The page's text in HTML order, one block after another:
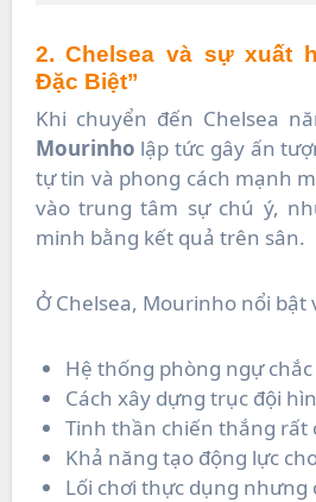
2. Chelsea và sự xuất
Đặc Biệt”
Khi chuyển đến Chelsea
Mourinho lập tức gây ấn
tự tin và phong cách mạnh
vào trung tâm sự chú ý,
minh bằng kết quả trên sân.
Ở Chelsea, Mourinho nổi bật
Hệ thống phòng ngự
Cách xây dựng trục đội
Tinh thần chiến thắng rất
Khả năng tạo động lực
Lối chơi thực dụng nhưng